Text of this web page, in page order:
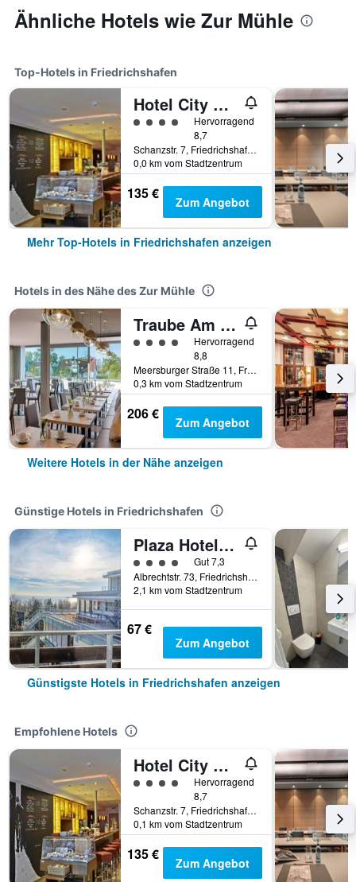
Ähnliche Hotels wie Zur Mühle
Top-Hotels in Friedrichshafen
Hotel City Krone
Bewertungskategorie 4
Hervorragend
8,7
Schanzstr. 7, Friedrichshafen, Baden-Württemberg, Deutschland
0,0 km vom Stadtzentrum
135 € Zum Angebot
Mehr Top-Hotels in Friedrichshafen anzeigen
Hotels in des Nähe des Zur Mühle
Traube Am See
Bewertungskategorie 4
Hervorragend
8,8
Meersburger Straße 11, Friedrichshafen, Baden-Württemberg, Deutschland
0,3 km vom Stadtzentrum
206 € Zum Angebot
Weitere Hotels in der Nähe anzeigen
Günstige Hotels in Friedrichshafen
Plaza Hotel Föhr Am Bodensee
Bewertungskategorie 4
Gut 7,3
Albrechtstr. 73, Friedrichshafen, Baden-Württemberg, Deutschland
2,1 km vom Stadtzentrum
67 €
Zum Angebot
Günstigste Hotels in Friedrichshafen anzeigen
Empfohlene Hotels
Hotel City Krone
Bewertungskategorie 4
Hervorragend
8,7
Schanzstr. 7, Friedrichshafen, Baden-Württemberg, Deutschland
0,1 km vom Stadtzentrum
135 € Zum Angebot